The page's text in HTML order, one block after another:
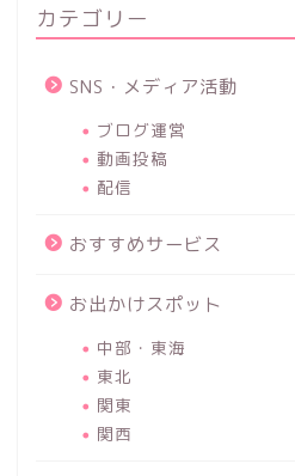
カテゴリー
SNS・メディア活動
ブログ運営
動画投稿
配信
おすすめサービス
お出かけスポット
中部・東海
東北
関東
関西